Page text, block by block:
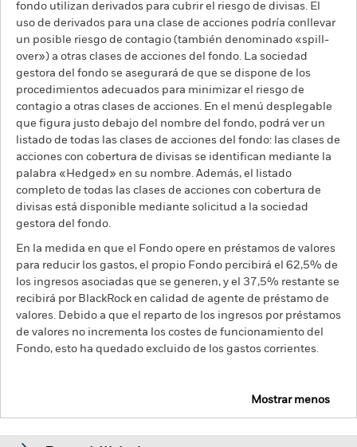
fondo utilizan derivados para cubrir el riesgo de divisas. El
uso de derivados para una clase de acciones podría conllevar
un posible riesgo de contagio (también denominado «spill-
over») a otras clases de acciones del fondo. La sociedad
gestora del fondo se asegurará de que se dispone de los
procedimientos adecuados para minimizar el riesgo de
contagio a otras clases de acciones. En el menú desplegable
que figura justo debajo del nombre del fondo, podrá ver un
listado de todas las clases de acciones del fondo: las clases de
acciones con cobertura de divisas se identifican mediante la
palabra «Hedged» en su nombre. Además, el listado
completo de todas las clases de acciones con cobertura de
divisas está disponible mediante solicitud a la sociedad
gestora del fondo.
En la medida en que el Fondo opere en préstamos de valores
para reducir los gastos, el propio Fondo percibirá el 62,5% de
los ingresos asociadas que se generen, y el 37,5% restante se
recibirá por BlackRock en calidad de agente de préstamo de
valores. Debido a que el reparto de los ingresos por préstamos
de valores no incrementa los costes de funcionamiento del
Fondo, esto ha quedado excluido de los gastos corrientes.
Mostrar menos